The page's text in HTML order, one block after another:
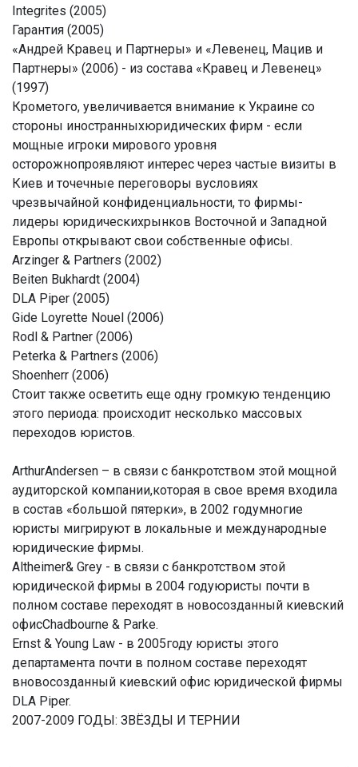
Integrites (2005)
Гарантия (2005)
«Андрей Кравец и Партнеры» и «Левенец, Мацив и
Партнеры» (2006) - из состава «Кравец и Левенец»
(1997)
Крометого, увеличивается внимание к Украине со
стороны иностранныхюридических фирм - если
мощные игроки мирового уровня
осторожнопроявляют интерес через частые визиты в
Киев и точечные переговоры вусловиях
чрезвычайной конфиденциальности, то фирмы-
лидеры юридическихрынков Восточной и Западной
Европы открывают свои собственные офисы.
Arzinger & Partners (2002)
Beiten Bukhardt (2004)
DLA Piper (2005)
Gide Loyrette Nouel (2006)
Rodl & Partner (2006)
Peterka & Partners (2006)
Shoenherr (2006)
Стоит также осветить еще одну громкую тенденцию
этого периода: происходит несколько массовых
переходов юристов.
ArthurAndersen – в связи с банкротством этой мощной
аудиторской компании,которая в свое время входила
в состав «большой пятерки», в 2002 годумногие
юристы мигрируют в локальные и международные
юридические фирмы.
Altheimer& Grey - в связи с банкротством этой
юридической фирмы в 2004 годуюристы почти в
полном составе переходят в новосозданный киевский
офисChadbourne & Parke.
Ernst & Young Law - в 2005году юристы этого
департамента почти в полном составе переходят
вновосозданный киевский офис юридической фирмы
DLA Piper.
2007-2009 ГОДЫ: ЗВЁЗДЫ И ТЕРНИИ